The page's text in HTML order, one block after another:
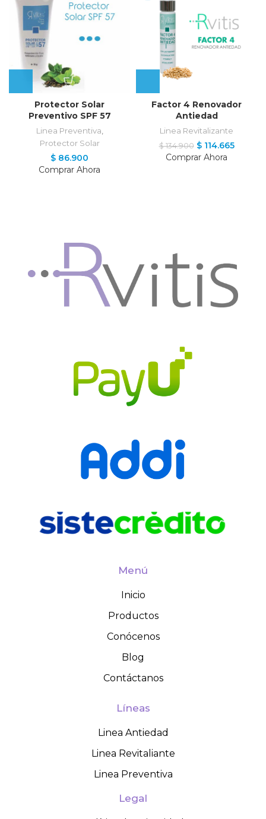
Protector Solar
Preventivo SPF 57
Linea Preventiva
Protector Solar
$ 86.900
Comprar Ahora
Factor 4 Renovador
Antiedad
Linea Revitalizante
$134.900 $114.665
Comprar Ahora
Menú
Inicio
Productos
Conócenos
Blog
Contáctanos
Líneas
Linea Antiedad
Linea Revitaliante
Linea Preventiva
Legal